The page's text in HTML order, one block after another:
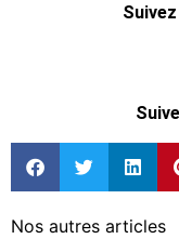
Nos autres articles